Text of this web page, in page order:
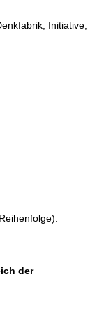
Initiative,
der